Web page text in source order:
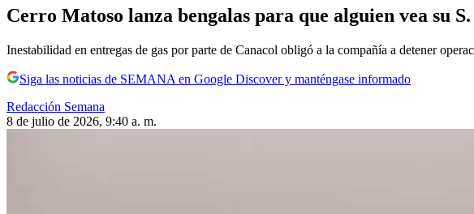
Cerro Matoso lanza bengalas para que alguien vea su
Inestabilidad en entregas de gas por parte de Canacol obligó a la compañía a detener
Siga las noticias de SEMANA en Google Discover y manténgase informado
Redacción Semana
8 de julio de 2026, 9:40 a. m.